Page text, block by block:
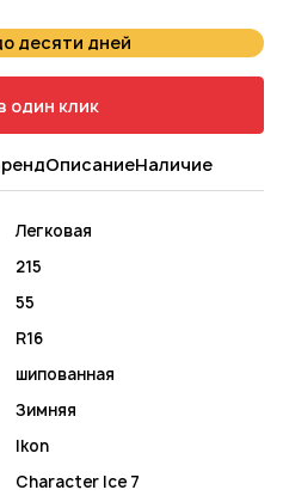
десяти дней
один клик
ОписаниеНаличие
Легковая
215
55
R16
шипованная
Зимняя
Ikon
Character Ice 7